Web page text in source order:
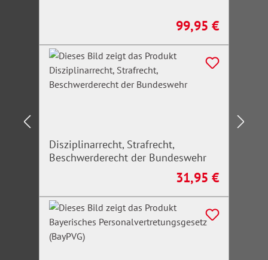
Regulärer Preis:
99,95 €
Disziplinarrecht, Strafrecht,
Beschwerderecht der Bundeswehr
Regulärer Preis:
31,95 €